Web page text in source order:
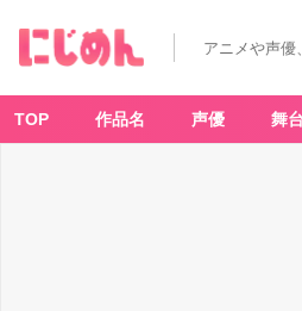
アニメや声優
TOP 作品名 声優 舞